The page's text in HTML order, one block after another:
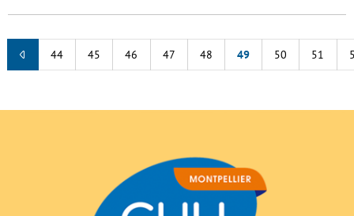
44 45 46 47 48 49 50 51